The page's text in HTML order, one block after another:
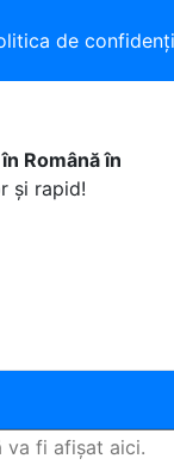
de
Română în
și rapid!